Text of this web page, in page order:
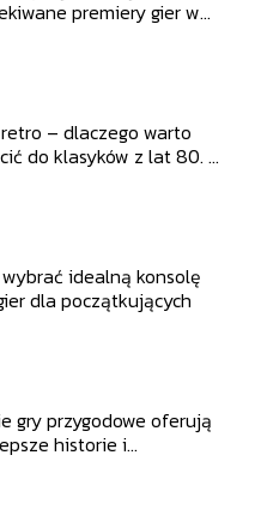
premiery gier w
– dlaczego warto
do klasyków z lat 80. i
idealną konsolę
dla początkujących
gry przygodowe oferują
historie i